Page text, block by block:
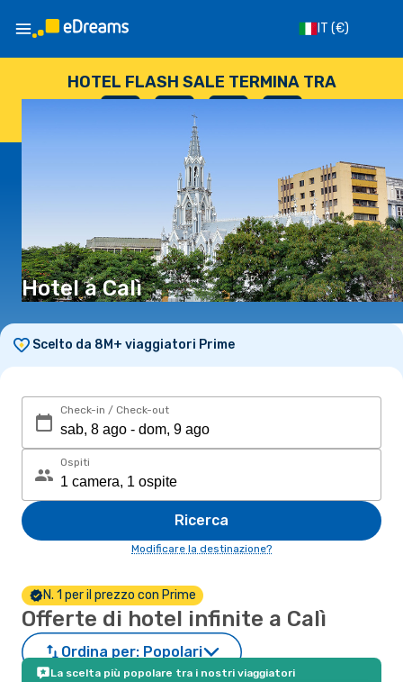
IT (€)
HOTEL FLASH SALE TERMINA TRA
Hotel a Calì
Scelto da 8M+ viaggiatori Prime
Check-in / Check-out
Ospiti
Ricerca
Modificare la destinazione?
N. 1 per il prezzo con Prime
Offerte di hotel infinite a Calì
Ordina per: Popolari
La scelta più popolare tra i nostri viaggiatori